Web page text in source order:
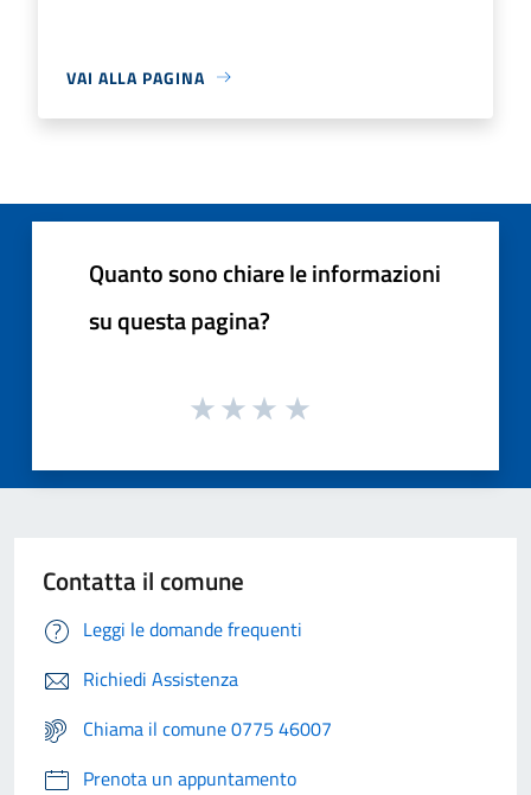
VAI ALLA PAGINA
Quanto sono chiare le informazioni
su questa pagina?
Contatta il comune
Leggi le domande frequenti
Richiedi Assistenza
Chiama il comune 0775 46007
Prenota un appuntamento